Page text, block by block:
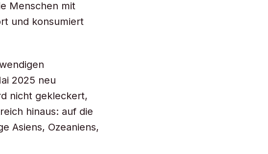
Menschen mit
und konsumiert
2025 neu
nicht gekleckert,
hinaus: auf die
Asiens, Ozeaniens,